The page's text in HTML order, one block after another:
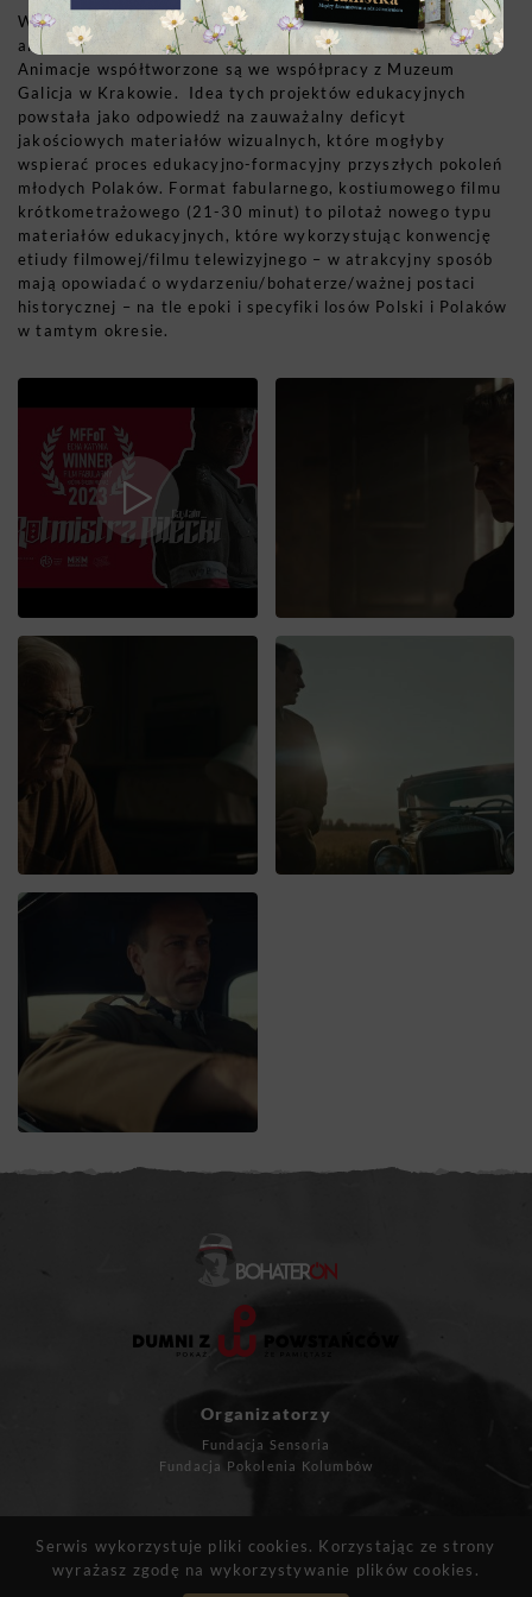
Serwis wykorzystuje pliki cookies. Korzystając ze strony
wyrażasz zgodę na wykorzystywanie plików cookies.
W tym momencie Fundacja jest w trakcie produkcji
animowanej serii edukacyjnej o historii Reni Spiegel.
Animacje współtworzone są we współpracy z Muzeum
Galicja w Krakowie. Idea tych projektów edukacyjnych
powstała jako odpowiedź na zauważalny deficyt
jakościowych materiałów wizualnych, które mogłyby
wspierać proces edukacyjno-formacyjny przyszłych pokoleń
młodych Polaków. Format fabularnego, kostiumowego filmu
krótkometrażowego (21-30 minut) to pilotaż nowego typu
materiałów edukacyjnych, które wykorzystując konwencję
etiudy filmowej/filmu telewizyjnego – w atrakcyjny sposób
mają opowiadać o wydarzeniu/bohaterze/ważnej postaci
historycznej – na tle epoki i specyfiki losów Polski i Polaków
w tamtym okresie.
Organizatorzy
Fundacja Sensoria
Fundacja Pokolenia Kolumbów
kontakt@bohateron.pl